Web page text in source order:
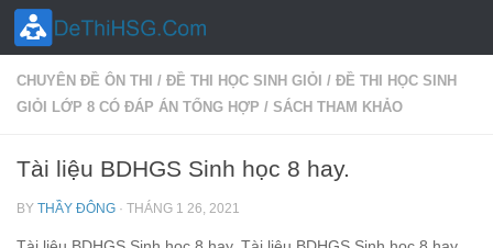
Skip to content
CHUYÊN ĐỀ ÔN THI / ĐỀ THI HỌC SINH GIỎI / ĐỀ THI HỌC SINH
GIỎI LỚP 8 CÓ ĐÁP ÁN TỔNG HỢP / SÁCH THAM KHẢO
Tài liệu BDHGS Sinh học 8 hay.
BY THẦY ĐÔNG · THÁNG 1 26, 2021